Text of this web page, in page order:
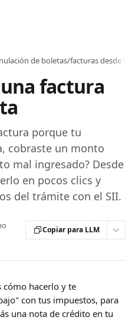
de boletas/facturas desde
factura
porque tu
cobraste un monto
mal ingresado? Desde
en pocos clics y
del trámite con el SII.
Copiar para LLM
cómo hacerlo y te
con tus impuestos, para
una nota de crédito en tu